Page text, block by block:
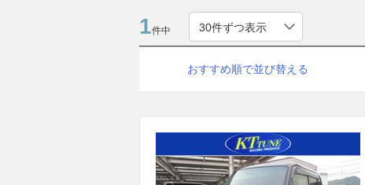
1件中
おすすめ順で並び替える